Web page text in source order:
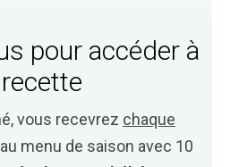
pour accéder à
vous recevrez chaque
menu de saison avec 10